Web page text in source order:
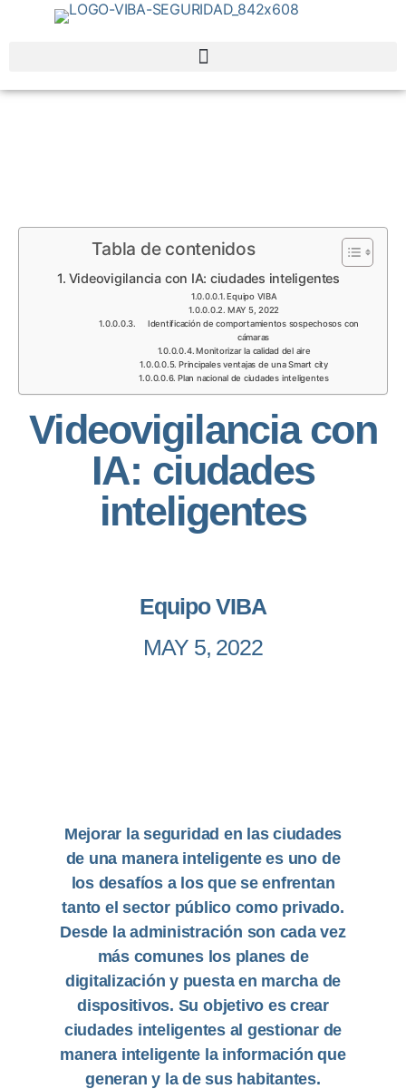
Tabla de contenidos
Videovigilancia con IA: ciudades inteligentes
Equipo VIBA
MAY 5, 2022
Identificación de comportamientos sospechosos con
cámaras
Monitorizar la calidad del aire
Principales ventajas de una Smart city
Plan nacional de ciudades inteligentes
Videovigilancia con
IA: ciudades
inteligentes
Equipo VIBA
MAY 5, 2022
Mejorar laseguridad en las ciudades
de una manera inteligentees uno de
los desafíos a los que se enfrentan
tanto el sector público como privado.
Desde la administración son cada vez
más comunes los planes de
digitalización y puesta en marcha de
dispositivos. Su objetivo es crear
ciudades inteligentes al gestionar de
manera inteligente la información que
generan y la de sus habitantes.